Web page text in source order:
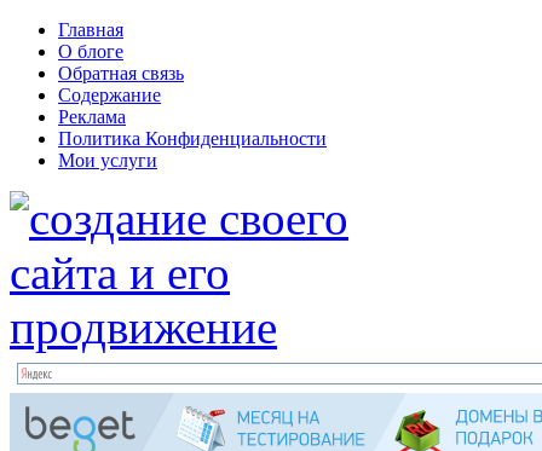
Главная
О блоге
Обратная связь
Содержание
Реклама
Политика Конфиденциальности
Мои услуги